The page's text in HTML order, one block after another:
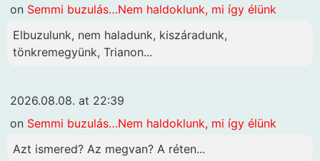
on Semmi buzulás…Nem haldoklunk, mi így élünk
Elbuzulunk, nem haladunk, kiszáradunk,
tönkremegyünk, Trianon...
2026.08.08. at 22:39
on Semmi buzulás…Nem haldoklunk, mi így élünk
Azt ismered? Az megvan? A réten...